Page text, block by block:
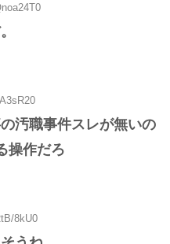
汚職事件スレが無いの
操作だろ
8kU0